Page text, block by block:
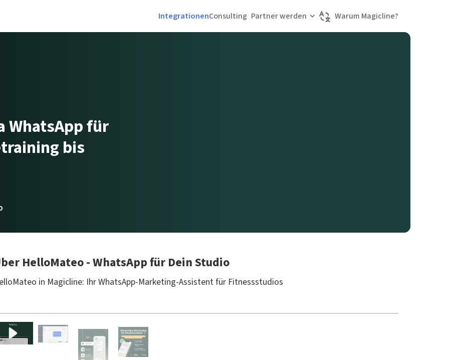
IntegrationenConsulting Partner werden Sprache wählen
Warum Magicline?
WhatsApp für
bis
HelloMateo - WhatsApp für Dein Studio
in Magicline: Ihr WhatsApp-Marketing-Assistent für Fitnessstudios